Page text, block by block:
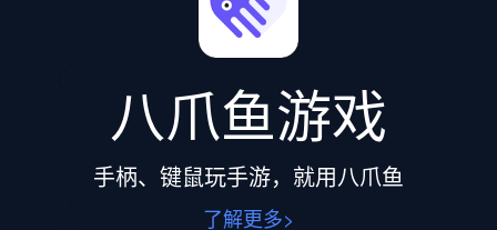
八爪鱼游戏
手柄、键鼠玩手游，就用八爪鱼
了解更多>